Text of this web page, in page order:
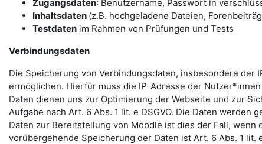
Zugangsdaten: Benutzername, Passwort in
Inhaltsdaten (z.B. hochgeladene Dateien,
Testdaten im Rahmen von Prüfungen und Tests
Verbindungsdaten
Die Speicherung von Verbindungsdaten, insbesondere
ermöglichen. Hierfür muss die IP-Adresse der
Daten dienen uns zur Optimierung der Webseite und zur
Aufgabe nach Art. 6 Abs. 1 lit. e DSGVO. Die Daten
Daten zur Bereitstellung von Moodle ist dies der Fall,
vorübergehende Speicherung der Daten ist Art. 6 Abs. 1 lit. e